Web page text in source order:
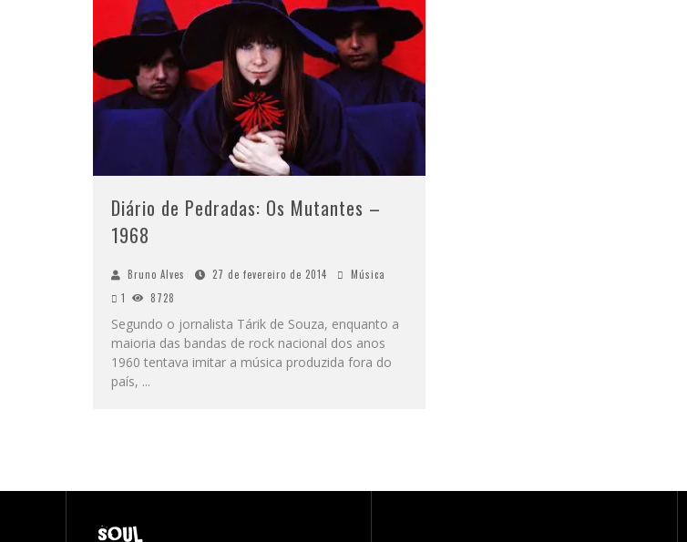
Diário de Pedradas: Os Mutantes –
1968
Bruno Alves 27 de fevereiro de 2014
Música
1
8728
Segundo o jornalista Tárik de Souza, enquanto a
maioria das bandas de rock nacional dos anos
1960 tentava imitar a música produzida fora do
país, ...